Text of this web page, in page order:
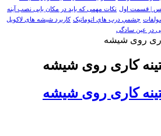
| قسمت اول نکات مهمی که باید در مکان یابی نصب آینه
چشمي درب هاي اتوماتيک کاربرد شیشه های لاکوبل
در عین سادگی
کاری روی شیشه
کاری روی شیشه